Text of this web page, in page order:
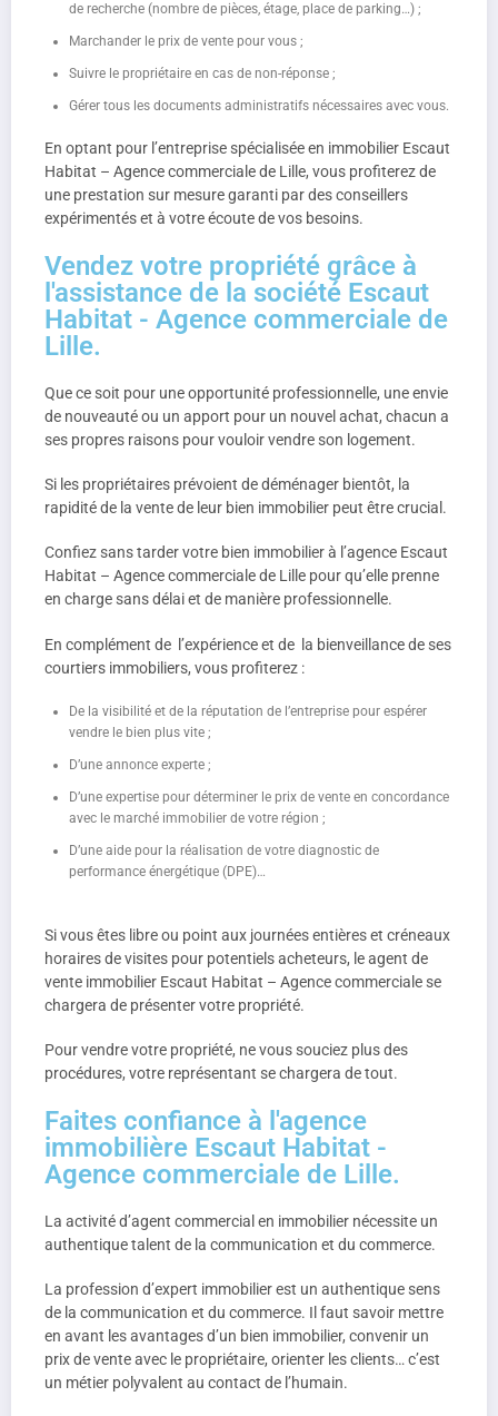
de recherche (nombre de pièces, étage, place de parking…) ;
Marchander le prix de vente pour vous ;
Suivre le propriétaire en cas de non-réponse ;
Gérer tous les documents administratifs nécessaires avec vous.
En optant pour l’entreprise spécialisée en immobilier Escaut
Habitat – Agence commerciale de Lille, vous profiterez de
une prestation sur mesure garanti par des conseillers
expérimentés et à votre écoute de vos besoins.
Vendez votre propriété grâce à
l'assistance de la société Escaut
Habitat - Agence commerciale de
Lille.
Que ce soit pour une opportunité professionnelle, une envie
de nouveauté ou un apport pour un nouvel achat, chacun a
ses propres raisons pour vouloir vendre son logement.
Si les propriétaires prévoient de déménager bientôt, la
rapidité de la vente de leur bien immobilier peut être crucial.
Confiez sans tarder votre bien immobilier à l’agence Escaut
Habitat – Agence commerciale de Lille pour qu’elle prenne
en charge sans délai et de manière professionnelle.
En complément de l’expérience et de la bienveillance de ses
courtiers immobiliers, vous profiterez :
De la visibilité et de la réputation de l’entreprise pour espérer
vendre le bien plus vite ;
D’une annonce experte ;
D’une expertise pour déterminer le prix de vente en concordance
avec le marché immobilier de votre région ;
D’une aide pour la réalisation de votre diagnostic de
performance énergétique (DPE)…
Si vous êtes libre ou point aux journées entières et créneaux
horaires de visites pour potentiels acheteurs, le agent de
vente immobilier Escaut Habitat – Agence commerciale se
chargera de présenter votre propriété.
Pour vendre votre propriété, ne vous souciez plus des
procédures, votre représentant se chargera de tout.
Faites confiance à l'agence
immobilière Escaut Habitat -
Agence commerciale de Lille.
La activité d’agent commercial en immobilier nécessite un
authentique talent de la communication et du commerce.
La profession d’expert immobilier est un authentique sens
de la communication et du commerce. Il faut savoir mettre
en avant les avantages d’un bien immobilier, convenir un
prix de vente avec le propriétaire, orienter les clients… c’est
un métier polyvalent au contact de l’humain.